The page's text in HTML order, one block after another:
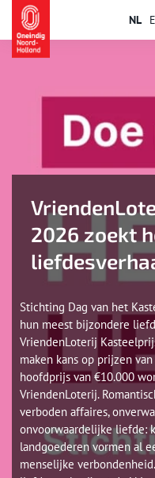
NL
2026 zoekt
Stichting Dag van het
hun meest bijzondere
VriendenLoterij
maken kans op prijzen
hoofdprijs van €10.000
VriendenLoterij.
verboden affaires,
onvoorwaardelijke liefde:
landgoederen vormen al
menselijke